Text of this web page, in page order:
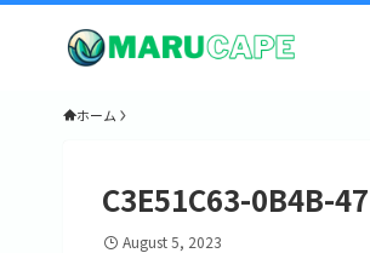
ホーム
C3E51C63-0B4B-
August 5, 2023